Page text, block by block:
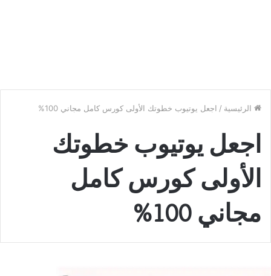
الرئيسية / اجعل يوتيوب خطوتك الأولى كورس كامل مجاني 100%
اجعل يوتيوب خطوتك
الأولى كورس كامل
مجاني 100%